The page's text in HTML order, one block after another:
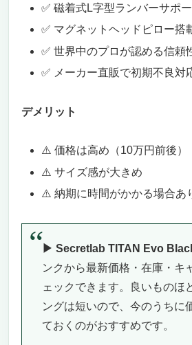
✅ 磁着式L字型ランバーサポー
✅ マグネットヘッドピロー搭
✅ 世界中のプロが認める信頼
✅ メーカー直販で初期不良対
デメリット
⚠️ 価格は高め（10万円前後）
⚠️ サイズ感が大きめ
⚠️ 納期に時間がかかる場合あ
▶ Secretlab TITAN Evo
ンクから最新価格・在庫・キ
ェックできます。良いものほ
ングは短いので、今のうちに
ておくのがおすすめです。